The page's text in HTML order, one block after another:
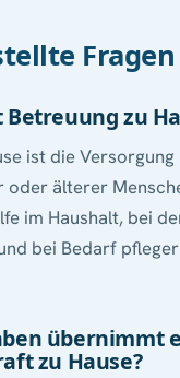
Fragen
zu
ist die Versorgung
älterer
im Haushalt, bei
bei Bedarf
übernimmt
zu Hause?